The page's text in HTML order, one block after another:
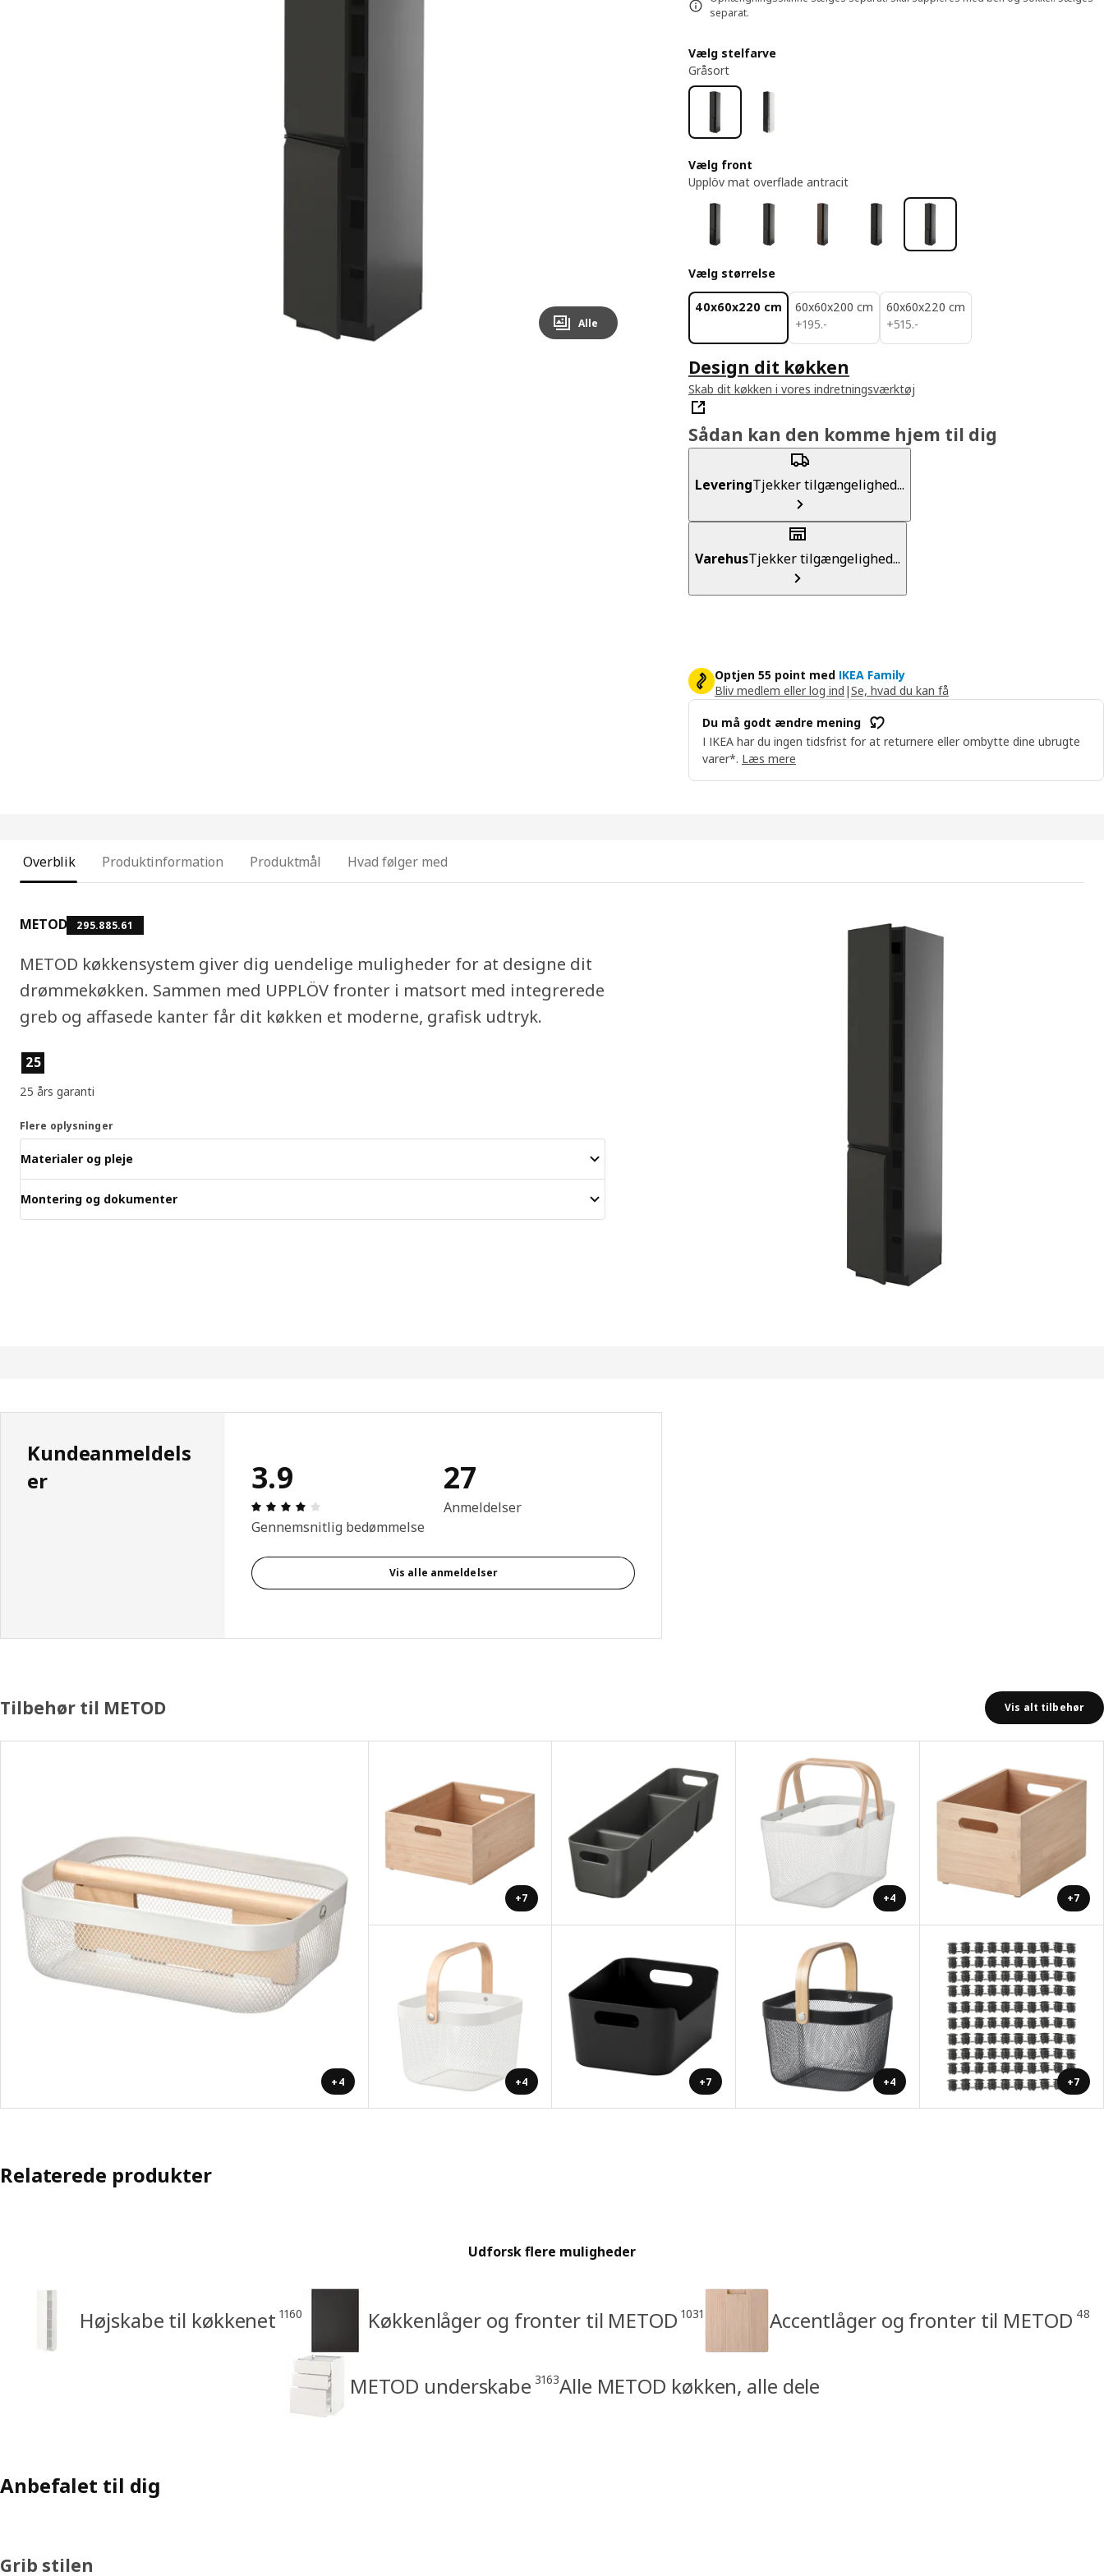
Alle
separat.
Vælg stelfarve
Gråsort
Vælg front
Upplöv mat overflade antracit
Vælg størrelse
40x60x220 cm
60x60x200 cm
+195.-
195.-
60x60x220 cm
+515.-
515.-
Design dit køkken
Skab dit køkken i vores indretningsværktøj
Sådan kan den komme hjem til dig
LeveringTjekker tilgængelighed...
VarehusTjekker tilgængelighed...
Optjen 55 point med IKEA Family
Bliv medlem eller log ind |Se, hvad du kan få
Du må godt ændre mening
I IKEA har du ingen tidsfrist for at returnere eller ombytte dine ubrugte
varer*. Læs mere
Overblik Produktinformation Produktmål Hvad følger med
METOD 295.885.61
METOD køkkensystem giver dig uendelige muligheder for at designe dit
drømmekøkken. Sammen med UPPLÖV fronter i matsort med integrerede
greb og affasede kanter får dit køkken et moderne, grafisk udtryk.
Produktfunktioner
25
25 års garanti
Flere oplysninger
Materialer og pleje
Montering og dokumenter
Kundeanmeldels
er
3.9
Anmeldelse: 3.9 Ud af 5 Stjerner. Anmeldelser i alt: 27
Gennemsnitlig bedømmelse
27
Anmeldelser
Vis alle anmeldelser
Tilbehør til METOD Vis alt tilbehør
+4
+7 +4 +7
+4 +7 +4 +7
Relaterede produkter
Udforsk flere muligheder
Højskabe til køkkenet 1160 Køkkenlåger og fronter til METOD 1031 Accentlåger og fronter til METOD 48
METOD underskabe 3163Alle METOD køkken, alle dele
Anbefalet til dig
Grib stilen